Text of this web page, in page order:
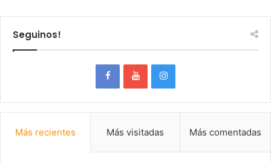
Seguinos!
Más recientes Más visitadas Más comentadas